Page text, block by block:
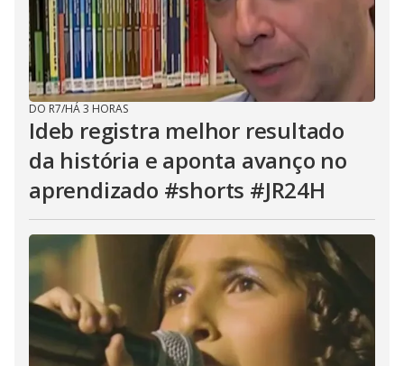
DO R7/HÁ 3 HORAS
Ideb registra melhor resultado
da história e aponta avanço no
aprendizado #shorts #JR24H